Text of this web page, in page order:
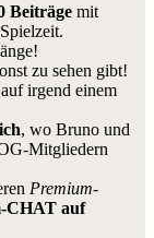
Beiträge mit
zu sehen gibt!
irgend einem
, wo Bruno und
Mitgliedern
Premium-
CHAT auf